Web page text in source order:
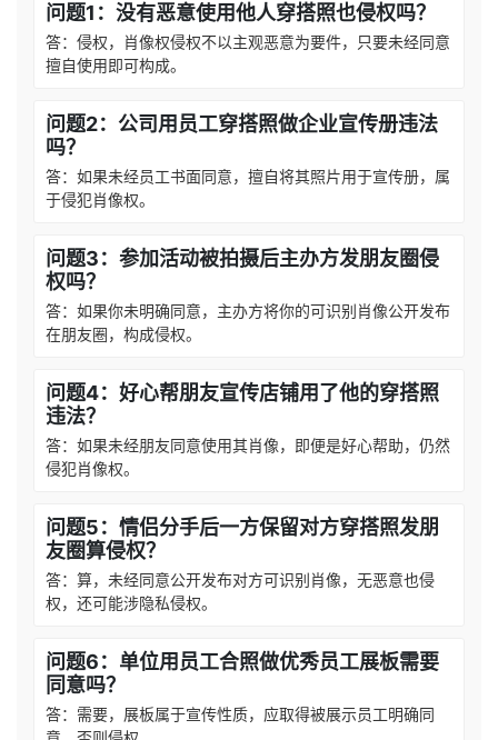
问题1：没有恶意使用他人穿搭照也侵权吗？
答：侵权，肖像权侵权不以主观恶意为要件，只要未经同意
擅自使用即可构成。
问题2：公司用员工穿搭照做企业宣传册违法
吗？
答：如果未经员工书面同意，擅自将其照片用于宣传册，属
于侵犯肖像权。
问题3：参加活动被拍摄后主办方发朋友圈侵
权吗？
答：如果你未明确同意，主办方将你的可识别肖像公开发布
在朋友圈，构成侵权。
问题4：好心帮朋友宣传店铺用了他的穿搭照
违法？
答：如果未经朋友同意使用其肖像，即便是好心帮助，仍然
侵犯肖像权。
问题5：情侣分手后一方保留对方穿搭照发朋
友圈算侵权？
答：算，未经同意公开发布对方可识别肖像，无恶意也侵
权，还可能涉隐私侵权。
问题6：单位用员工合照做优秀员工展板需要
同意吗？
答：需要，展板属于宣传性质，应取得被展示员工明确同